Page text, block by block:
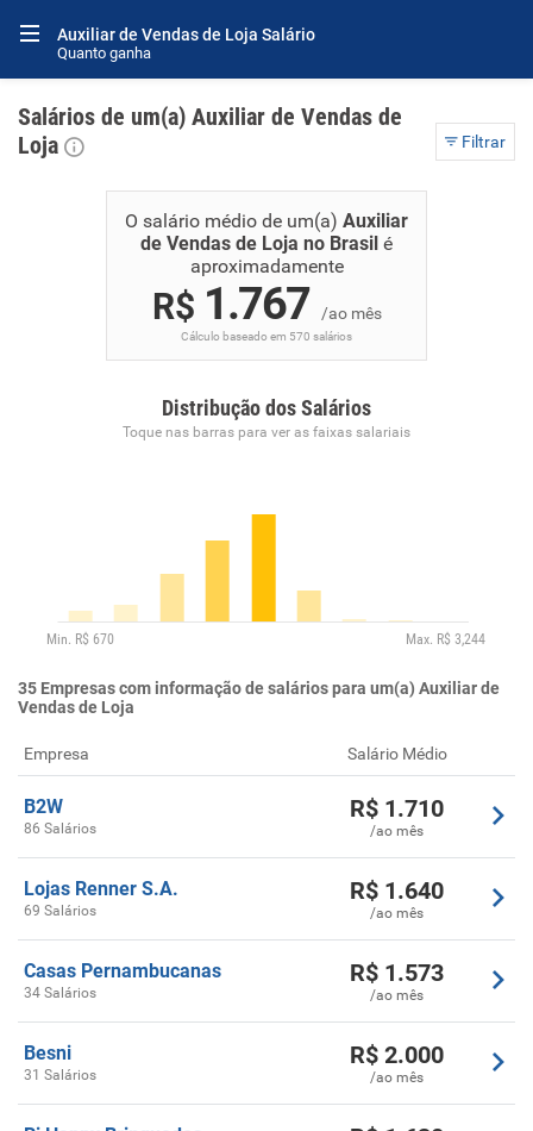
Auxiliar de Vendas de Loja Salário
Quanto ganha
Salários de um(a) Auxiliar de Vendas de
Loja
Filtrar
O salário médio de um(a) Auxiliar
de Vendas de Loja no Brasil é
aproximadamente
R$ 1.767 /ao mês
Cálculo baseado em 570 salários
Distribução dos Salários
Toque nas barras para ver as faixas salariais
35 Empresas com informação de salários para um(a) Auxiliar de
Vendas de Loja
Empresa Salário Médio
B2W
86 Salários
R$ 1.710
/ao mês
Lojas Renner S.A.
69 Salários
R$ 1.640
/ao mês
Casas Pernambucanas
34 Salários
R$ 1.573
/ao mês
Besni
31 Salários
R$ 2.000
/ao mês